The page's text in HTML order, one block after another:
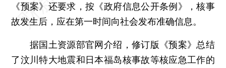
《预案》还要求，按《政府信息公开条例》，核事
故发生后，应在第一时间向社会发布准确信息。
据国土资源部官网介绍，修订版《预案》总结
了汶川特大地震和日本福岛核事故等核应急工作的